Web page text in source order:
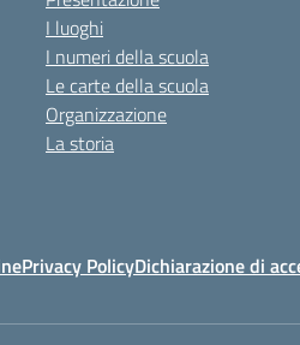
I luoghi
I numeri della scuola
Le carte della scuola
Organizzazione
La storia
Privacy PolicyDichiarazione di